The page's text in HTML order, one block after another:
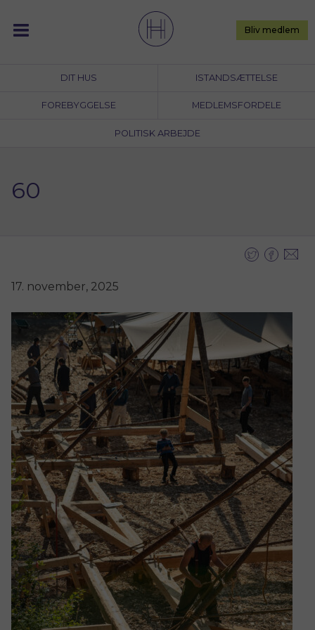
content
DIT HUS ISTANDSÆTTELSE
FOREBYGGELSE MEDLEMSFORDELE
POLITISK ARBEJDE
Bliv medlem
60
17. november, 2025